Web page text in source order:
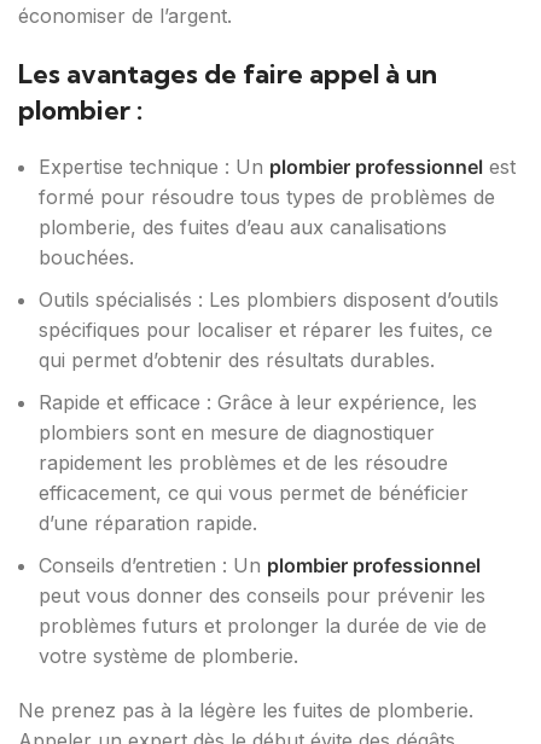
économiser de l’argent.
Les avantages de faire appel à un
plombier :
Expertise technique : Un plombier professionnel est
formé pour résoudre tous types de problèmes de
plomberie, des fuites d’eau aux canalisations
bouchées.
Outils spécialisés : Les plombiers disposent d’outils
spécifiques pour localiser et réparer les fuites, ce
qui permet d’obtenir des résultats durables.
Rapide et efficace : Grâce à leur expérience, les
plombiers sont en mesure de diagnostiquer
rapidement les problèmes et de les résoudre
efficacement, ce qui vous permet de bénéficier
d’une réparation rapide.
Conseils d’entretien : Un plombier professionnel
peut vous donner des conseils pour prévenir les
problèmes futurs et prolonger la durée de vie de
votre système de plomberie.
Ne prenez pas à la légère les fuites de plomberie.